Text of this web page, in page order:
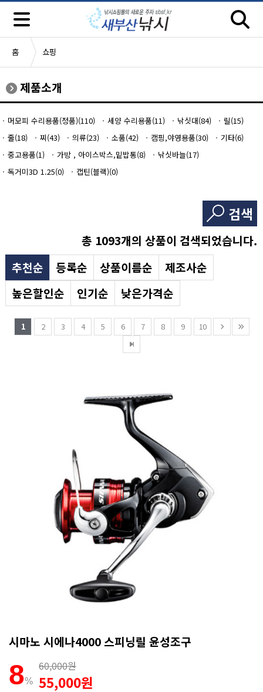
홈 쇼핑
제품소개
머모피 수리용품(정품)(110) 세양 수리용품(11) 낚싯대(84)
릴(15)
줄(18)
찌(43) 의류(23) 소품(42) 캠핑,야영용품(30)
기타(6)
중고용품(1)
가방 , 아이스박스,밑밥통(8)
낚싯바늘(17)
독거미3D 1.25(0)
캡틴(블랙)(0)
검색
총 1093개의 상품이 검색되었습니다.
추천순
등록순 상품이름순
제조사순
높은할인순
인기순 낮은가격순
1 2 3 4 5 6 7 8 9 10
시마노 시에나4000 스피닝릴 윤성조구
8%
60,000원
55,000원